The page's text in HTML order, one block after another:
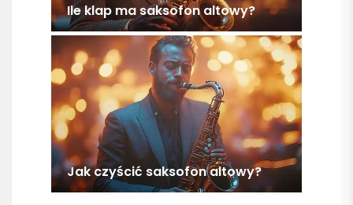
Ile klap ma saksofon altowy?
Jak czyścić saksofon altowy?